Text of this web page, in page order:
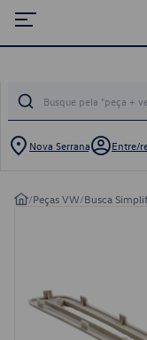
Nova Serrana Entre/
/Peças VW/Busca